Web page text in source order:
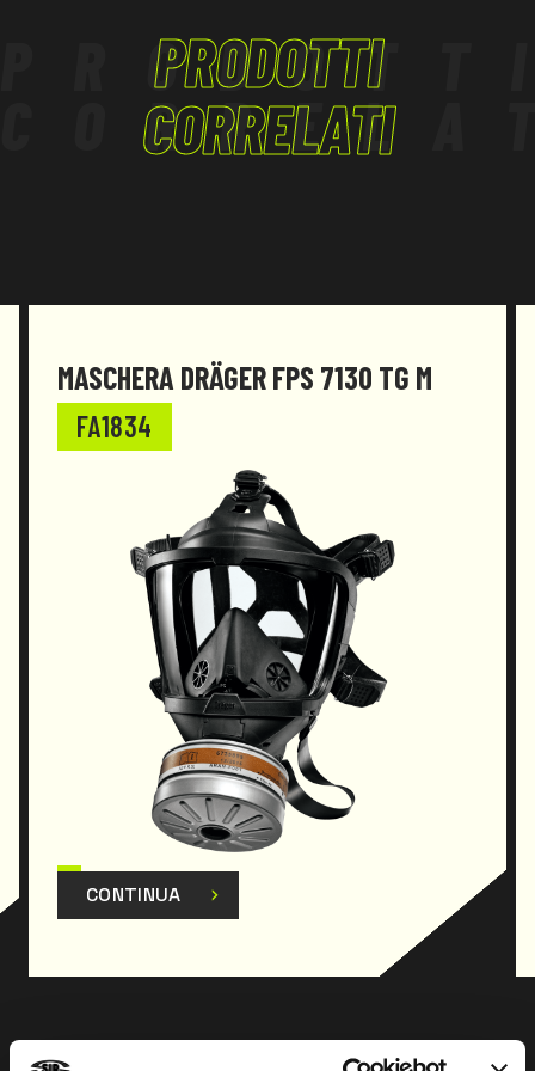
Il prodotto è stato progettato e realizzato per
essere conforme al
Regolamento (UE) 2016/425 e successive
PRODOTTI
CORRELATI
MASCHERA DRÄGER FPS 7130 TG M
FA1834
CONTINUA